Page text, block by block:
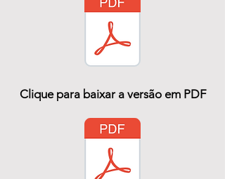
Clique para baixar a versão em PDF